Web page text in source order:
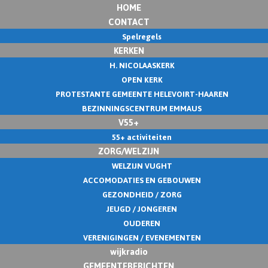
HOME
CONTACT
Spelregels
KERKEN
H. NICOLAASKERK
OPEN KERK
PROTESTANTE GEMEENTE HELEVOIRT-HAAREN
BEZINNINGSCENTRUM EMMAUS
V55+
55+ activiteiten
ZORG/WELZIJN
WELZIJN VUGHT
ACCOMODATIES EN GEBOUWEN
GEZONDHEID / ZORG
JEUGD / JONGEREN
OUDEREN
VERENIGINGEN / EVENEMENTEN
wijkradio